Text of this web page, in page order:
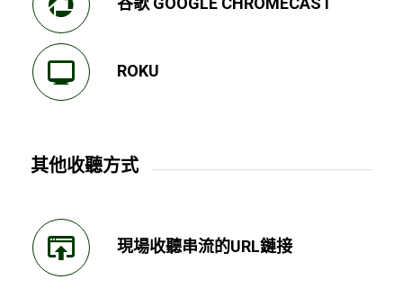
ROKU
其他收聽方式
現場收聽串流的URL鏈接